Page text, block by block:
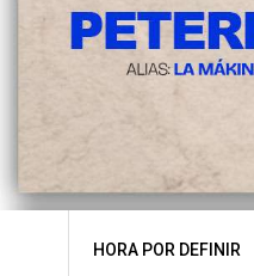
HORA POR DEFINIR